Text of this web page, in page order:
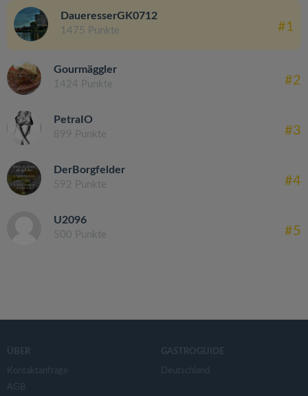
DaueresserGK0712
1475 Punkte #1
Gourmäggler
1424 Punkte #2
PetraIO
899 Punkte #3
DerBorgfelder
592 Punkte #4
U2096
500 Punkte #5
ÜBER
Kontaktanfrage
AGB
GASTROGUIDE
Deutschland